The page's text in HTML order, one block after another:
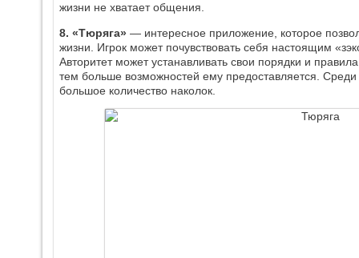
жизни не хватает общения.
8. «Тюряга» — интересное приложение, которое
жизни. Игрок может почувствовать себя настоящим
Авторитет может устанавливать свои порядки и
тем больше возможностей ему предоставляется. Среди
большое количество наколок.